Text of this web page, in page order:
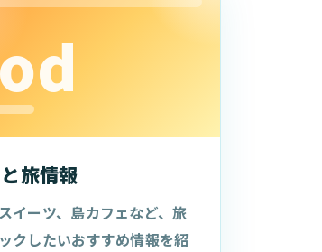
旅情報
イーツ、島カフェなど、旅
クしたいおすすめ情報を紹